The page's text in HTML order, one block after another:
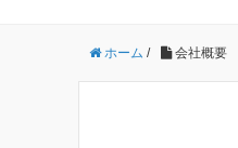
ホーム / 会社概要